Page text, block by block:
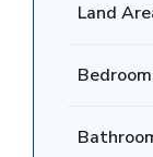
Land